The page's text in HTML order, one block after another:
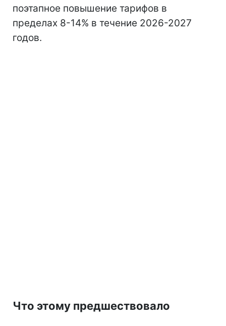
поэтапное повышение тарифов в
пределах 8-14% в течение 2026-2027
годов.
Что этому предшествовало